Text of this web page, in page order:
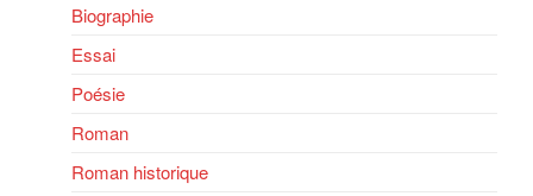
Biographie
Essai
Poésie
Roman
Roman historique